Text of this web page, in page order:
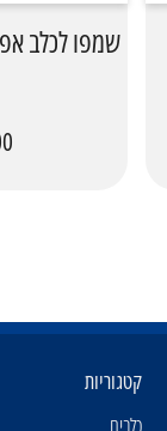
שמפו לכלב
קטגוריות